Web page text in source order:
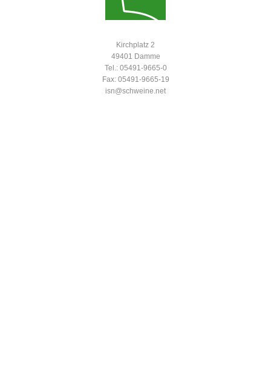
Kirchplatz 2
49401 Damme
Tel.: 05491-9665-0
Fax: 05491-9665-19
isn@schweine.net